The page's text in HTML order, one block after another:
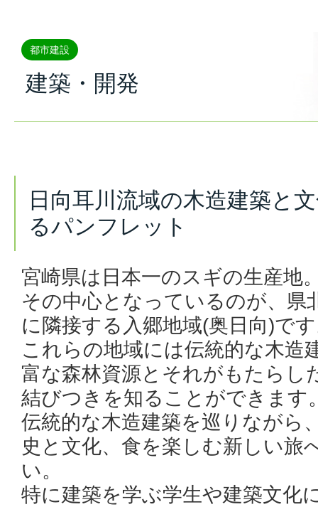
都市建設
建築・開発
日向耳川流域の木造建築と
るパンフレット
宮崎県は日本一のスギの生産地
その中心となっているのが、県
に隣接する入郷地域(奥日向)で
これらの地域には伝統的な木造
富な森林資源とそれがもたらし
結びつきを知ることができます
伝統的な木造建築を巡りながら
史と文化、食を楽しむ新しい旅
い。
特に建築を学ぶ学生や建築文化